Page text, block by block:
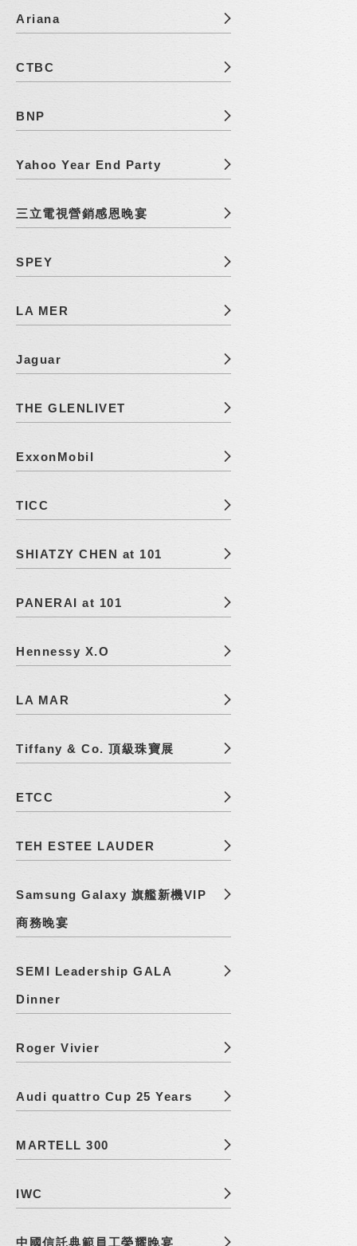
Ariana
CTBC
BNP
Yahoo Year End Party
三立電視營銷感恩晚宴
SPEY
LA MER
Jaguar
THE GLENLIVET
ExxonMobil
TICC
SHIATZY CHEN at 101
PANERAI at 101
Hennessy X.O
LA MAR
Tiffany & Co. 頂級珠寶展
ETCC
TEH ESTEE LAUDER
Samsung Galaxy 旗艦新機VIP
商務晚宴
SEMI Leadership GALA
Dinner
Roger Vivier
Audi quattro Cup 25 Years
MARTELL 300
IWC
中國信託典範員工榮耀晚宴